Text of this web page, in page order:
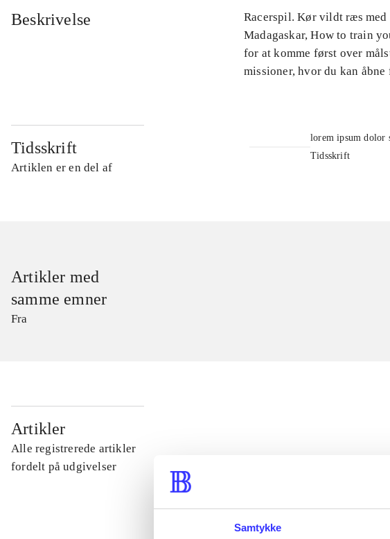
Samtykke
Beskrivelse
Racerspil. Kør vildt ræs
Madagaskar, How to train
for at komme først over
missioner, hvor du kan åbne
Tidsskrift
Artiklen er en del af
lorem ipsum dolor
Tidsskrift
Artikler med
samme emner
Fra
Artikler
Alle registrerede artikler
fordelt på udgivelser
...